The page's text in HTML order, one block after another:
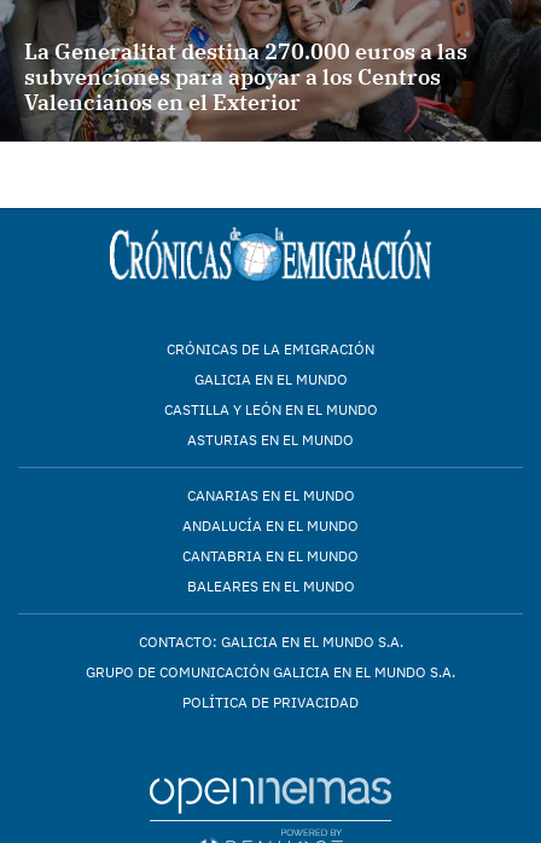
La Generalitat destina 270.000 euros a las
subvenciones para apoyar a los Centros
Valencianos en el Exterior
CRÓNICAS DE LA EMIGRACIÓN
GALICIA EN EL MUNDO
CASTILLA Y LEÓN EN EL MUNDO
ASTURIAS EN EL MUNDO
CANARIAS EN EL MUNDO
ANDALUCÍA EN EL MUNDO
CANTABRIA EN EL MUNDO
BALEARES EN EL MUNDO
CONTACTO: GALICIA EN EL MUNDO S.A.
GRUPO DE COMUNICACIÓN GALICIA EN EL MUNDO S.A.
POLÍTICA DE PRIVACIDAD